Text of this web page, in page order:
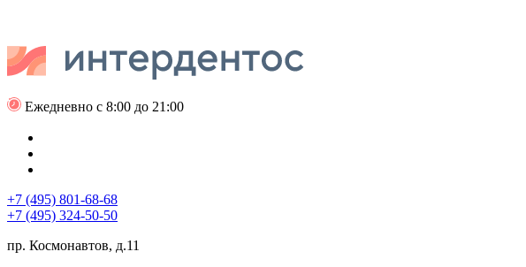
Ежедневно с 8:00 до 21:00
+7 (495) 801-68-68
+7 (495) 324-50-50
пр. Космонавтов, д.11